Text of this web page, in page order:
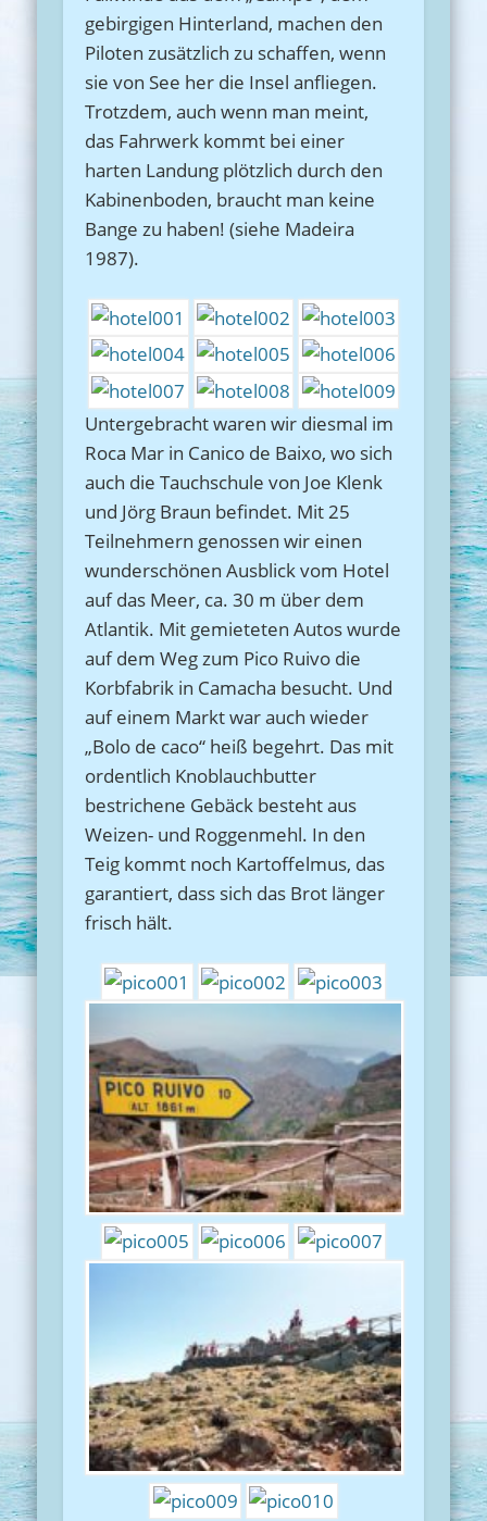
gebirgigen Hinterland, machen den
Piloten zusätzlich zu schaffen, wenn
sie von See her die Insel anfliegen.
Trotzdem, auch wenn man meint,
das Fahrwerk kommt bei einer
harten Landung plötzlich durch den
Kabinenboden, braucht man keine
Bange zu haben! (siehe Madeira
1987).
Untergebracht waren wir diesmal im
Roca Mar in Canico de Baixo, wo sich
auch die Tauchschule von Joe Klenk
und Jörg Braun befindet. Mit 25
Teilnehmern genossen wir einen
wunderschönen Ausblick vom Hotel
auf das Meer, ca. 30 m über dem
Atlantik. Mit gemieteten Autos wurde
auf dem Weg zum Pico Ruivo die
Korbfabrik in Camacha besucht. Und
auf einem Markt war auch wieder
„Bolo de caco“ heiß begehrt. Das mit
ordentlich Knoblauchbutter
bestrichene Gebäck besteht aus
Weizen- und Roggenmehl. In den
Teig kommt noch Kartoffelmus, das
garantiert, dass sich das Brot länger
frisch hält.